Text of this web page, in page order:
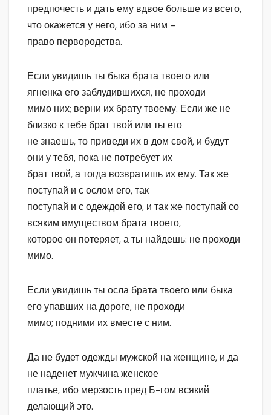
предпочесть и дать ему вдвое больше из всего,
что окажется у него, ибо за ним –
право первородства.
Если увидишь ты быка брата твоего или
ягненка его заблудившихся, не проходи
мимо них; верни их брату твоему. Если же не
близко к тебе брат твой или ты его
не знаешь, то приведи их в дом свой, и будут
они у тебя, пока не потребует их
брат твой, а тогда возвратишь их ему. Так же
поступай и с ослом его, так
поступай и с одеждой его, и так же поступай со
всяким имуществом брата твоего,
которое он потеряет, а ты найдешь: не проходи
мимо.
Если увидишь ты осла брата твоего или быка
его упавших на дороге, не проходи
мимо; подними их вместе с ним.
Да не будет одежды мужской на женщине, и да
не наденет мужчина женское
платье, ибо мерзость пред Б-гом всякий
делающий это.